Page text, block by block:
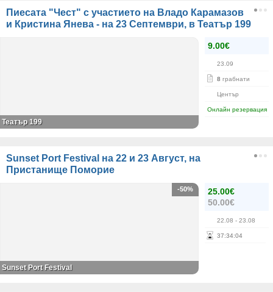
Пиесата "Чест" с участието на Владо Карамазов
и Кристина Янева - на 23 Септември, в Театър 199
9.00€
23.09
8 грабнати
Център
Онлайн резервация
Театър 199
Sunset Port Festival на 22 и 23 Август, на
Пристанище Поморие
25.00€
50.00€
22.08 - 23.08
37:34:04
-50%
Sunset Port Festival